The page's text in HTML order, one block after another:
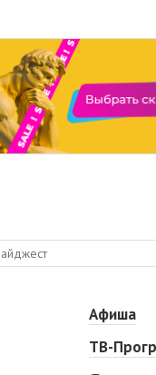
Афиша
ТВ-